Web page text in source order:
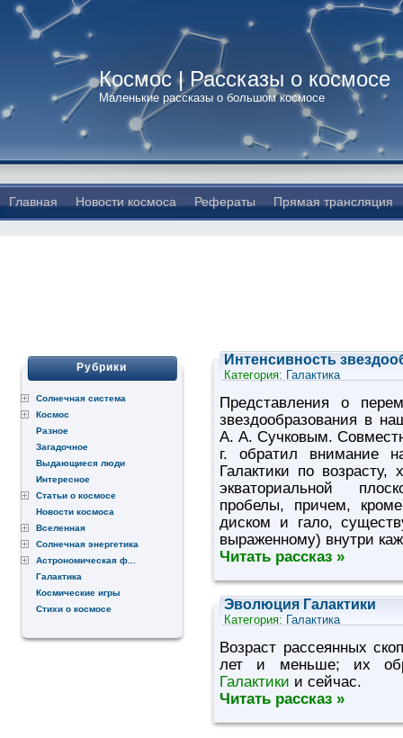
Космос | Рассказы о космосе
Маленькие рассказы о большом космосе
Главная Новости космоса Рефераты Прямая трансляция
Рубрики
Солнечная система
Космос
Разное
Загадочное
Выдающиеся люди
Интересное
Статьи о космосе
Новости космоса
Вселенная
Солнечная энергетика
Астрономическая ф...
Галактика
Космические игры
Стихи о космосе
Интенсивность
Категория: Галактика
Представления о
звездообразования в
А. А. Сучковым.
г. обратил внимание
Галактики по
экваториальной
пробелы, причем,
диском и гало,
выраженному) внутри
Читать рассказ »
Эволюция Галактики
Категория: Галактика
Возраст рассеянных
лет и меньше; их
Галактики и сейчас.
Читать рассказ »